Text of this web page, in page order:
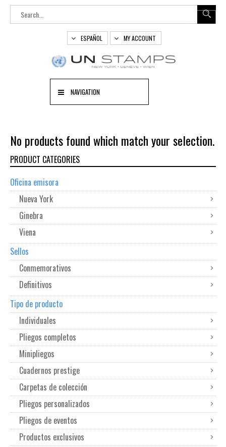
ESPAÑOL MY ACCOUNT
NAVIGATION
No products found which match your selection.
PRODUCT CATEGORIES
Oficina emisora
Nueva York
Ginebra
Viena
Sellos
Conmemorativos
Definitivos
Tipo de producto
Individuales
Pliegos completos
Minipliegos
Cuadernos prestige
Carpetas de colección
Pliegos personalizados
Pliegos de eventos
Productos exclusivos